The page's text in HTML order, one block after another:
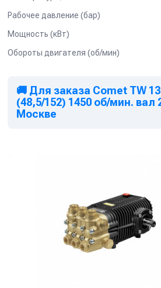
Рабочее давление (бар)
Мощность (кВт)
Обороты двигателя (об/мин)
🚚 Для заказа Comet TW
(48,5/152) 1450 об/мин. вал
Москве